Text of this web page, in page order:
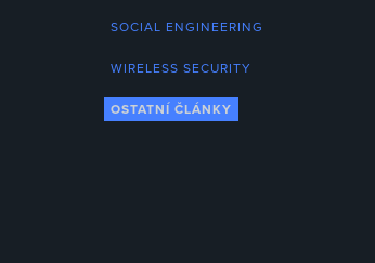
SOCIAL ENGINEERING
WIRELESS SECURITY
OSTATNÍ ČLÁNKY